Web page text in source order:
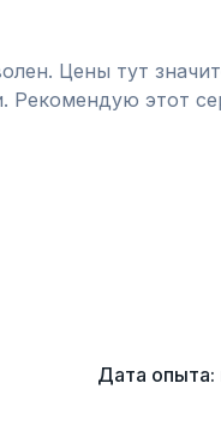
Цены тут
Рекомендую этот
Дата опыта: